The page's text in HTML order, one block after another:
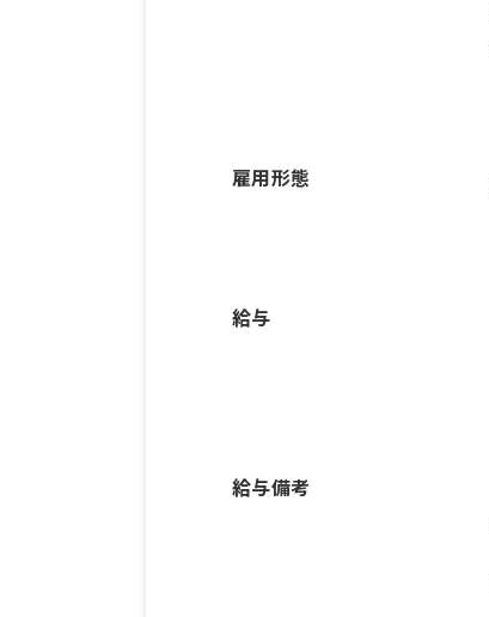
雇用形態
給与
給与備考